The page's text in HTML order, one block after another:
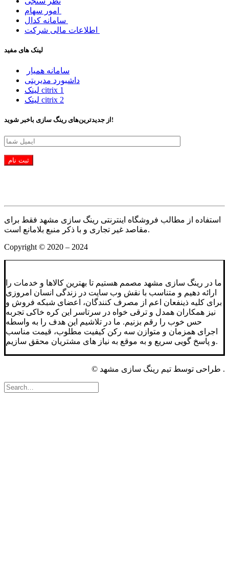
لینک های مفید
سامانه همیار
داشبورد مدیریتی
لینک citrix 1
لینک citrix 2
از جدیدترین‌های رینگ سازی باخبر شوید!
استفاده از مطالب فروشگاه اینترنتی رینگ سازی مشهد فقط برای
مقاصد غیر تجاری و با ذکر منبع بلامانع است.
Copyright © 2020 – 2024
ما در رینگ سازی مشهد مصمم هستیم تا بهترین کالاها و خدمات را
ارائه دهیم و متناسب با نقش وب سایت در زندگی انسان امروزی
برای کلیه ذینفعان اعم از مصرف کنندگان، اعضای شبکه فروش و
نیز همکاران همدل و ترقی خواه در سرتاسر این کره خاکی تجربه
حس خوب را رقم بزنیم. ما در تلاشیم این هدف را به واسطه
اجرای همزمان و متوازن سه رکن کیفیت مطلوب، قیمت مناسب
و پاسخ گویی سریع و به موقع به نیاز های مشتریان محقق سازیم.
© طراحی توسط تیم رینگ سازی مشهد .